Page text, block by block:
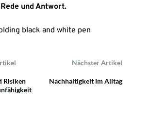
und Antwort.
Nächster Artikel
Risiken
Nachhaltigkeit im Alltag